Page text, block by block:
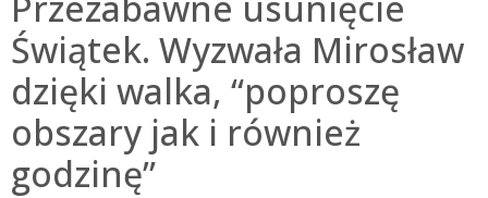
Świątek. Wyzwała Mirosław
dzięki walka, “poproszę
obszary jak i również
godzinę”